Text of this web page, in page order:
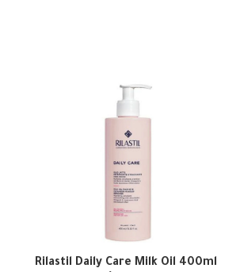
Rilastil Daily Care Milk Oil 400ml